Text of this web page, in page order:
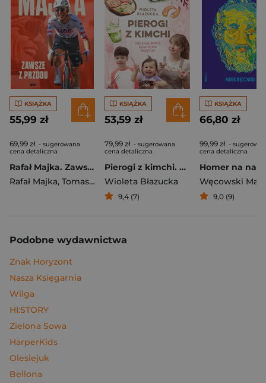
KSIĄŻKA
55,99 zł
69,99 zł - sugerowana
cena detaliczna
Rafał Majka. Zawsze z przodu. Rozmawia Tomasz Kalemba - książka z autografem
Rafał Majka, Tomasz Kalemba
KSIĄŻKA
53,59 zł
79,99 zł - sugerowana
cena detaliczna
Pierogi z kimchi. Moje ulubione azjatyckie przepisy
Wioleta Błazucka
9,4 (7)
KSIĄŻKA
66,80 zł
99,99 zł -
cena detaliczna
Węcowski
9,0 (9)
Podobne wydawnictwa
Znak Horyzont
Nasza Księgarnia
Wilga
HI:STORY
Zielona Sowa
HarperKids
Olesiejuk
Bellona